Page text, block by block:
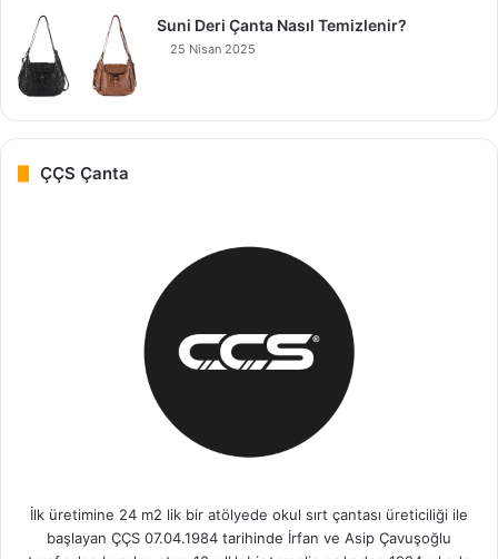
Suni Deri Çanta Nasıl Temizlenir?
25 Nisan 2025
ÇÇS Çanta
İlk üretimine 24 m2 lik bir atölyede okul sırt çantası üreticiliği ile
başlayan ÇÇS 07.04.1984 tarihinde İrfan ve Asip Çavuşoğlu